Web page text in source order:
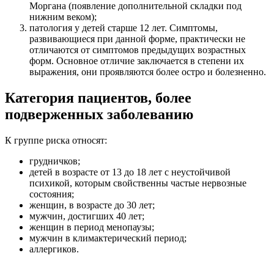
Моргана (появление дополнительной складки под
нижним веком);
патология у детей старше 12 лет. Симптомы,
развивающиеся при данной форме, практически не
отличаются от симптомов предыдущих возрастных
форм. Основное отличие заключается в степени их
выражения, они проявляются более остро и болезненно.
Категория пациентов, более
подверженных заболеванию
К группе риска относят:
грудничков;
детей в возрасте от 13 до 18 лет с неустойчивой
психикой, которым свойственны частые нервозные
состояния;
женщин, в возрасте до 30 лет;
мужчин, достигших 40 лет;
женщин в период менопаузы;
мужчин в климактерический период;
аллергиков.